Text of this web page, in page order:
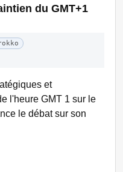
du GMT+1
et
l'heure GMT 1 sur le
le débat sur son